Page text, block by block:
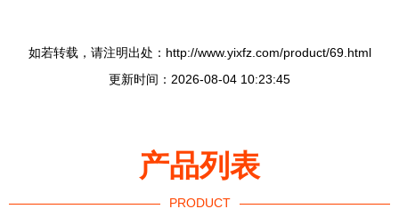
如若转载，请注明出处：http://www.yixfz.com/product/69.html
更新时间：2026-08-04 10:23:45
产品列表
PRODUCT